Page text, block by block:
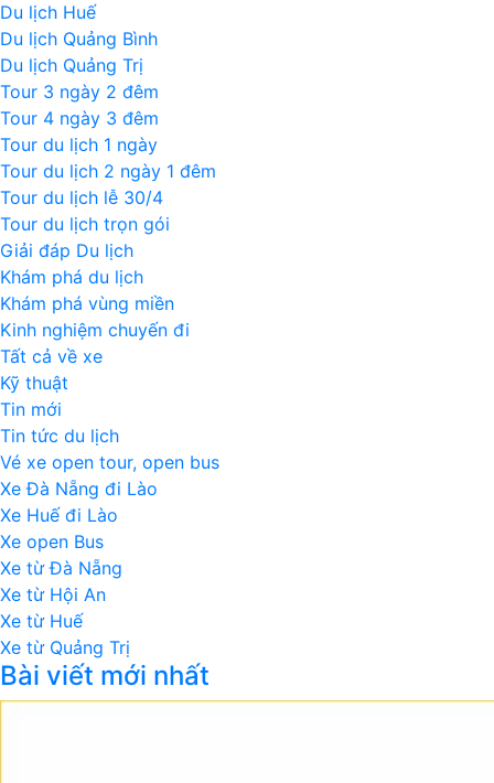
Du lịch Huế
Du lịch Quảng Bình
Du lịch Quảng Trị
Tour 3 ngày 2 đêm
Tour 4 ngày 3 đêm
Tour du lịch 1 ngày
Tour du lịch 2 ngày 1 đêm
Tour du lịch lễ 30/4
Tour du lịch trọn gói
Giải đáp Du lịch
Khám phá du lịch
Khám phá vùng miền
Kinh nghiệm chuyến đi
Tất cả về xe
Kỹ thuật
Tin mới
Tin tức du lịch
Vé xe open tour, open bus
Xe Đà Nẵng đi Lào
Xe Huế đi Lào
Xe open Bus
Xe từ Đà Nẵng
Xe từ Hội An
Xe từ Huế
Xe từ Quảng Trị
Bài viết mới nhất